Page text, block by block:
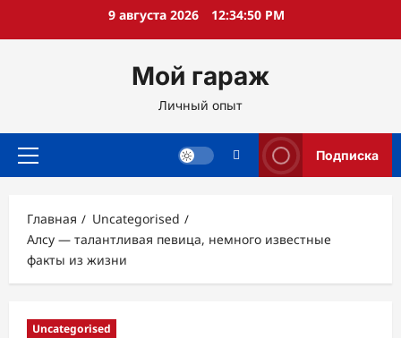
9 августа 2026 12:34:51 PM
Мой гараж
Личный опыт
Основное
Подписка
Главная
Uncategorised
Алсу — талантливая певица, немного известные
факты из жизни
Uncategorised